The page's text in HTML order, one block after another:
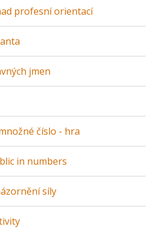
profesní orientací
jmen
číslo - hra
in numbers
síly